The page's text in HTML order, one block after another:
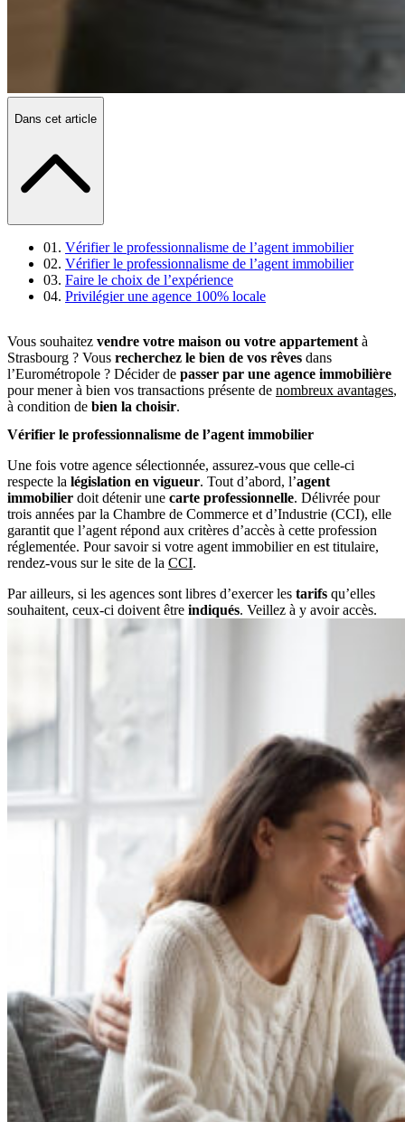
Dans cet article
Vérifier le professionnalisme de l’agent immobilier
Vérifier le professionnalisme de l’agent immobilier
Faire le choix de l’expérience
Privilégier une agence 100% locale
Vous souhaitez vendre votre maison ou votre appartement à
Strasbourg ? Vous recherchez le bien de vos rêves dans
l’Eurométropole ? Décider de passer par une agence immobilière
pour mener à bien vos transactions présente de nombreux avantages,
à condition de bien la choisir.
Vérifier le professionnalisme de l’agent immobilier
Une fois votre agence sélectionnée, assurez-vous que celle-ci
respecte la législation en vigueur. Tout d’abord, l’agent
immobilier doit détenir une carte professionnelle. Délivrée pour
trois années par la Chambre de Commerce et d’Industrie (CCI), elle
garantit que l’agent répond aux critères d’accès à cette profession
réglementée. Pour savoir si votre agent immobilier en est titulaire,
rendez-vous sur le site de la CCI.
Par ailleurs, si les agences sont libres d’exercer les tarifs qu’elles
souhaitent, ceux-ci doivent être indiqués. Veillez à y avoir accès.